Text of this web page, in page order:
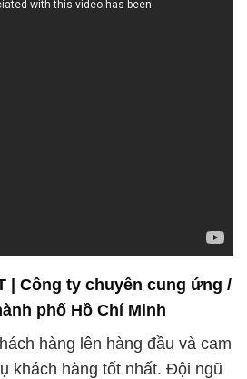
| Công ty chuyên cung ứng /
phố Hồ Chí Minh
hàng lên hàng đầu và cam
khách hàng tốt nhất. Đội ngũ